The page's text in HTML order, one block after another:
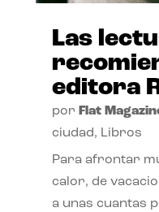
Las
editora
por Flat
ciudad, Libros
Para afrontar
calor, de
a unas cuantas